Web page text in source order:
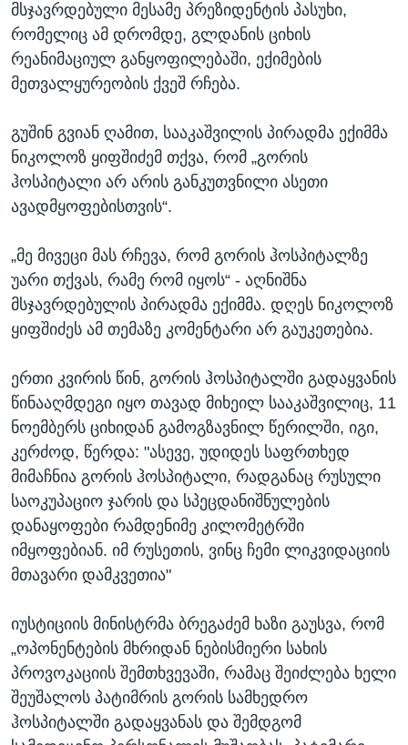
მსჯავრდებული მესამე პრეზიდენტის პასუხი,
რომელიც ამ დრომდე, გლდანის ციხის
რეანიმაციულ განყოფილებაში, ექიმების
მეთვალყურეობის ქვეშ რჩება.
გუშინ გვიან ღამით, სააკაშვილის პირადმა ექიმმა
ნიკოლოზ ყიფშიძემ თქვა, რომ „გორის
ჰოსპიტალი არ არის განკუთვნილი ასეთი
ავადმყოფებისთვის“.
„მე მივეცი მას რჩევა, რომ გორის ჰოსპიტალზე
უარი თქვას, რამე რომ იყოს“ - აღნიშნა
მსჯავრდებულის პირადმა ექიმმა. დღეს ნიკოლოზ
ყიფშიძეს ამ თემაზე კომენტარი არ გაუკეთებია.
ერთი კვირის წინ, გორის ჰოსპიტალში გადაყვანის
წინააღმდეგი იყო თავად მიხეილ სააკაშვილიც, 11
ნოემბერს ციხიდან გამოგზავნილ წერილში, იგი,
კერძოდ, წერდა: "ასევე, უდიდეს საფრთხედ
მიმაჩნია გორის ჰოსპიტალი, რადგანაც რუსული
საოკუპაციო ჯარის და სპეცდანიშნულების
დანაყოფები რამდენიმე კილომეტრში
იმყოფებიან. იმ რუსეთის, ვინც ჩემი ლიკვიდაციის
მთავარი დამკვეთია"
იუსტიციის მინისტრმა ბრეგაძემ ხაზი გაუსვა, რომ
„ოპონენტების მხრიდან ნებისმიერი სახის
პროვოკაციის შემთხვევაში, რამაც შეიძლება ხელი
შეუშალოს პატიმრის გორის სამხედრო
ჰოსპიტალში გადაყვანას და შემდგომ